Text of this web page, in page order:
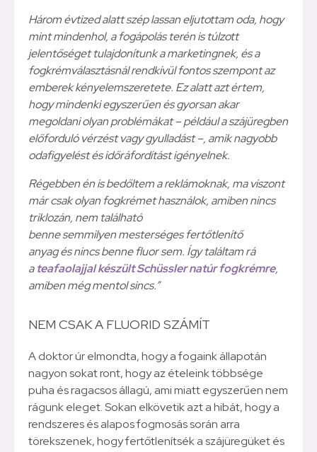
Három évtized alatt szép lassan eljutottam oda, hogy
mint mindenhol, a fogápolás terén is túlzott
jelentőséget tulajdonítunk a marketingnek, és a
fogkrémválasztásnál rendkívül fontos szempont az
emberek kényelemszeretete. Ez alatt azt értem,
hogy mindenki egyszerűen és gyorsan akar
megoldani olyan problémákat – például a szájüregben
előforduló vérzést vagy gyulladást –, amik nagyobb
odafigyelést és időráfordítást igényelnek.
Régebben én is bedőltem a reklámoknak, ma viszont
már csak olyan fogkrémet használok, amiben nincs
triklozán, nem található
benne semmilyen mesterséges fertőtlenítő
anyag és nincs benne fluor sem. Így találtam rá
ateafaolajjal készült Schüssler natúr fogkrémre,
amiben még mentol sincs.”
NEM CSAK A FLUORID SZÁMÍT
A doktor úr elmondta, hogy a fogaink állapotán
nagyon sokat ront, hogy az ételeink többsége
puha és ragacsos állagú, ami miatt egyszerűen nem
rágunk eleget. Sokan elkövetik azt a hibát, hogy a
rendszeres és alapos fogmosás során arra
törekszenek, hogy fertőtlenítsék a szájüregüket és